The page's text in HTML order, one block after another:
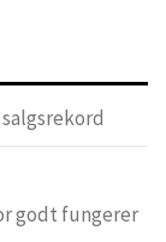
godt fungerer